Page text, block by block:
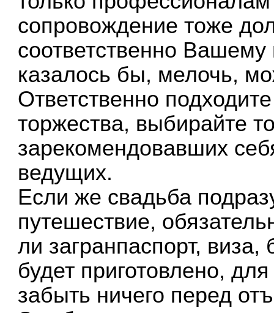
сопровождение тоже
соответственно Вашему
казалось бы, мелочь,
Ответственно
торжества, выбирайте
зарекомендовавших
ведущих.
Если же свадьба
путешествие,
ли загранпаспорт,
будет приготовлено,
забыть ничего перед